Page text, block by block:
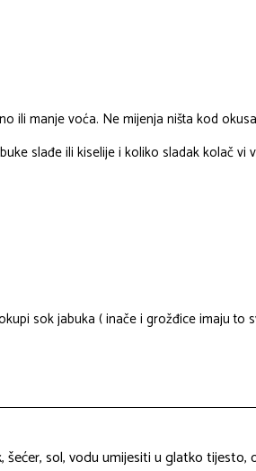
ili manje voća. Ne mijenja ništa kod okusa
slađe ili kiselije i koliko sladak kolač vi
sok jabuka ( inače i grožđice imaju to
šećer, sol, vodu umijesiti u glatko